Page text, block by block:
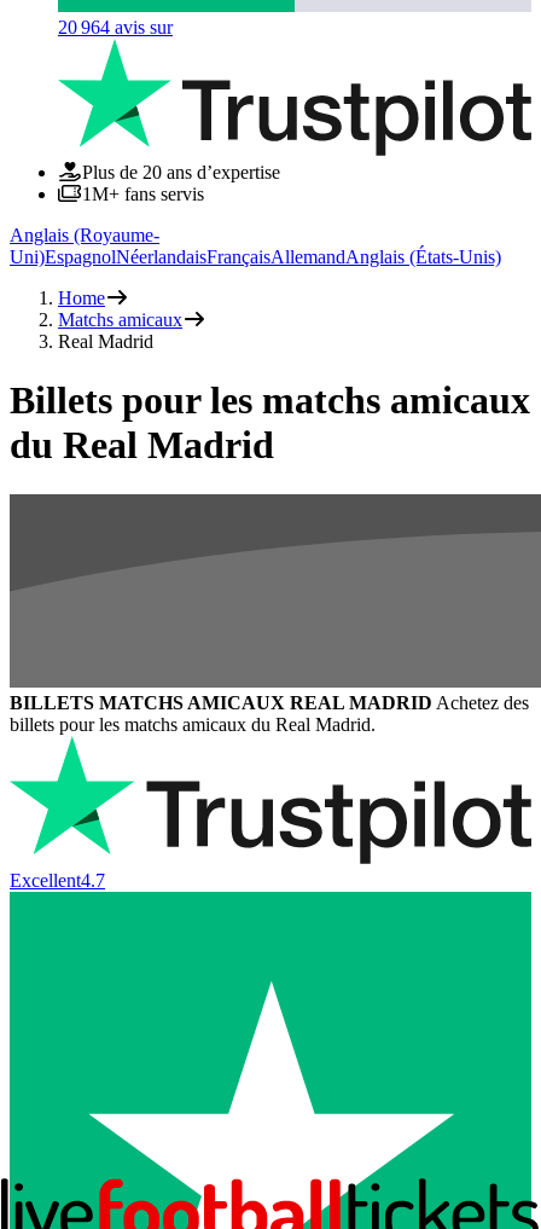
20 964 avis sur
Plus de 20 ans d’expertise
1M+ fans servis
Anglais (Royaume-
Uni)EspagnolNéerlandaisFrançaisAllemandAnglais (États-Unis)
Home
Matchs amicaux
Real Madrid
Billets pour les matchs amicaux
du Real Madrid
BILLETS MATCHS AMICAUX REAL MADRID Achetez des
billets pour les matchs amicaux du Real Madrid.
Excellent4.7